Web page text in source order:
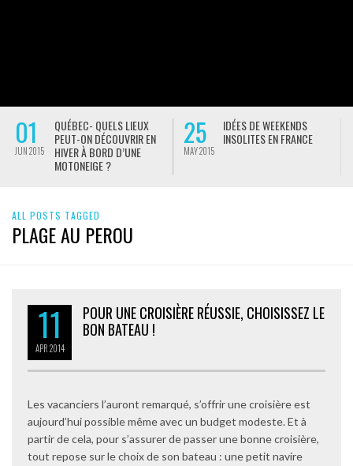
01
JUN 2015
QUÉBEC- QUELS LIEUX
PEUT-ON DÉCOUVRIR EN
HIVER À BORD D’UNE
MOTONEIGE ?
25
MAY 2015
IDÉES DE WEEKENDS
INSOLITES EN FRANCE
ALL POSTS TAGGED
PLAGE AU PEROU
11
APR2014
POUR UNE CROISIÈRE RÉUSSIE, CHOISISSEZ LE
BON BATEAU !
Les vacanciers l’auront remarqué, s’offrir une croisière est
aujourd’hui possible même avec un budget modeste. Et à
partir de cela, pour s’assurer de passer une bonne croisière,
tout repose sur le choix de son bateau : une petit navire